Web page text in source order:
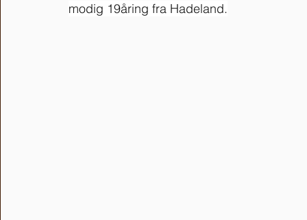
modig 19åring fra Hadeland.